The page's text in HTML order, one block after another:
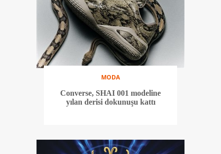
MODA
Converse, SHAI 001 modeline
yılan derisi dokunuşu kattı